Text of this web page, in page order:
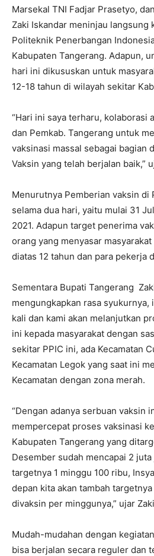
Marsekal TNI Fadjar Prasetyo,
Zaki Iskandar meninjau langsung
Politeknik Penerbangan
Kabupaten Tangerang. Adapun,
hari ini dikususkan untuk
12-18 tahun di wilayah sekitar
“Hari ini saya terharu, kolaborasi
dan Pemkab. Tangerang untuk
vaksinasi massal sebagai bagian
Vaksin yang telah berjalan baik,”
Menurutnya Pemberian vaksin di
selama dua hari, yaitu mulai 31
2021. Adapun target penerima
orang yang menyasar
diatas 12 tahun dan para pekerja
Sementara Bupati Tangerang
mengungkapkan rasa syukurnya,
kali dan kami akan melanjutkan
ini kepada masyarakat dengan
sekitar PPIC ini, ada Kecamatan
Kecamatan Legok yang saat ini
Kecamatan dengan zona merah.
“Dengan adanya serbuan vaksin
mempercepat proses vaksinasi
Kabupaten Tangerang yang
Desember sudah mencapai 2
targetnya 1 minggu 100 ribu,
depan kita akan tambah
divaksin per minggunya,” ujar
Mudah-mudahan dengan
bisa berjalan secara reguler dan